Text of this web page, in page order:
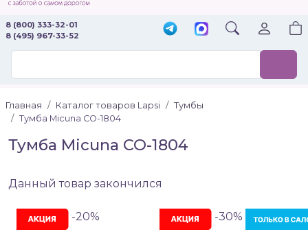
8 (800) 333-32-01
8 (495) 967-33-52
Главная Каталог товаров Lapsi
Тумбы
Тумба Micuna CO-1804
Тумба Micuna CO-1804
Данный товар закончился
-20% -30%